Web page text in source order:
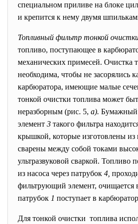
специальном приливе на блоке
и крепится к нему двумя
Топливный фильтр тонкой
топливо, поступающее в
механических примесей. Очистка
необходима, чтобы не засорялись
карбюратора, имеющие малые
тонкой очистки топлива может
неразборным (рис. 5, а).
элемент 3 такого фильтра
крышкой, которые изготовлены из
сварены между собой токами
ультразвуковой сваркой. Топливо
из насоса через патрубок 4,
фильтрующий элемент, очищается
патрубок 1 поступает в
Для тонкой очистки топлива